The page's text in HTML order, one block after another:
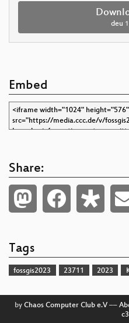
deu
Embed
Share:
Tags
fossgis2023 23711 2023
by Chaos Computer Club e.V––